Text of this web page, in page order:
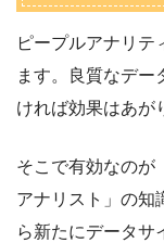
ピープルアナリテ
ます。良質なデー
ければ効果はあが
そこで有効なのが
アナリスト」の知
ら新たにデータサ